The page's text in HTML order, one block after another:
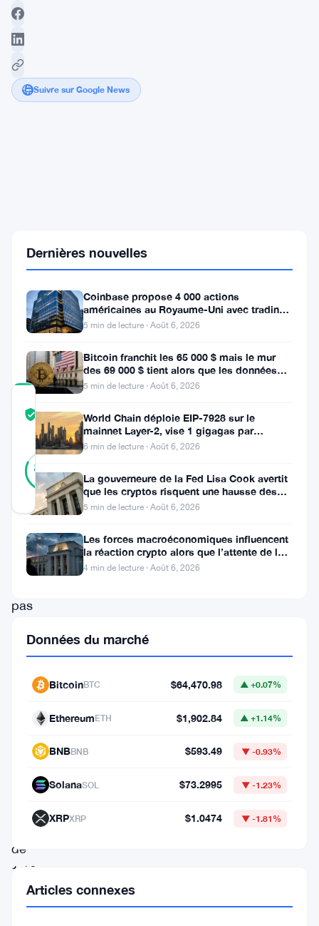
Suivre sur Google News
l'intérêt
Bybit
s'effondre
TRUST
SCORE
Vérifié
82
RÉEL
17
Mis à jour 2 mois il y a
XRP
pas
token
autour
de
1,16
Dernières nouvelles
Coinbase propose 4 000 actions
américaines au Royaume-Uni avec trading
24/5 sans commission
5 min de lecture · Août 6, 2026
Bitcoin franchit les 65 000 $ mais le mur
des 69 000 $ tient alors que les données
sur l’emploi se profilent
5 min de lecture · Août 6, 2026
World Chain déploie EIP-7928 sur le
mainnet Layer-2, vise 1 gigagas par
seconde
6 min de lecture · Août 6, 2026
La gouverneure de la Fed Lisa Cook avertit
que les cryptos risquent une hausse des
taux
5 min de lecture · Août 6, 2026
Les forces macroéconomiques influencent
la réaction crypto alors que l’attente de la
Fed se poursuit
4 min de lecture · Août 6, 2026
Données du marché
BitcoinBTC $64,470.98 ▲ +0.07%
EthereumETH $1,902.84 ▲ +1.14%
BNBBNB $593.49 ▼ -0.93%
SolanaSOL $73.2995 ▼ -1.23%
XRPXRP $1.0474 ▼ -1.81%
Articles connexes